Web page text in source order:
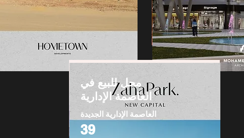
محل للبيع في
العاصمة الإدارية
العاصمة الإدارية الجديدة
39